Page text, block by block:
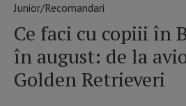
Junior/Recomandari
Ce faci cu copiii în
în august: de la
Golden Retrieveri